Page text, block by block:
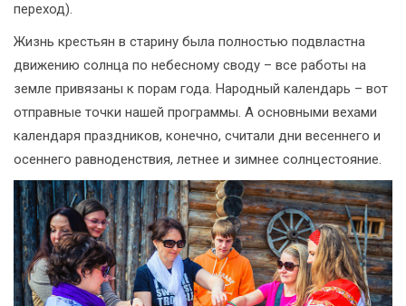
переход).
Жизнь крестьян в старину была полностью подвластна
движению солнца по небесному своду – все работы на
земле привязаны к порам года. Народный календарь – вот
отправные точки нашей программы. А основными вехами
календаря праздников, конечно, считали дни весеннего и
осеннего равноденствия, летнее и зимнее солнцестояние.